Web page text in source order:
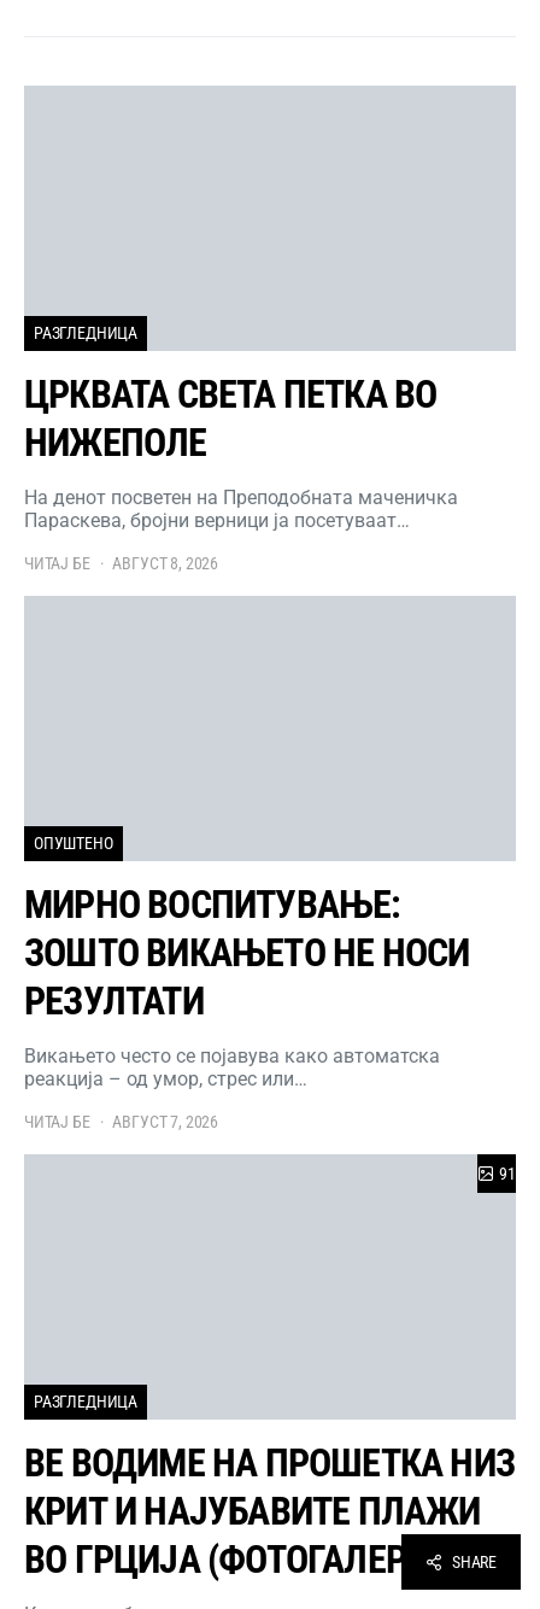
РАЗГЛЕДНИЦА
ЦРКВАТА СВЕТА ПЕТКА ВО
НИЖЕПОЛЕ
На денот посветен на Преподобната маченичка
Параскева, бројни верници ја посетуваат…
ЧИТАЈ БЕ АВГУСТ 8, 2026
ОПУШТЕНО
МИРНО ВОСПИТУВАЊЕ:
ЗОШТО ВИКАЊЕТО НЕ НОСИ
РЕЗУЛТАТИ
Викањето често се појавува како автоматска
реакција – од умор, стрес или…
ЧИТАЈ БЕ АВГУСТ 7, 2026
РАЗГЛЕДНИЦА
91
ВЕ ВОДИМЕ НА ПРОШЕТКА НИЗ
КРИТ И НАЈУБАВИТЕ ПЛАЖИ
ВО ГРЦИЈА (ФОТОГАЛЕРИЈА)
SHARE